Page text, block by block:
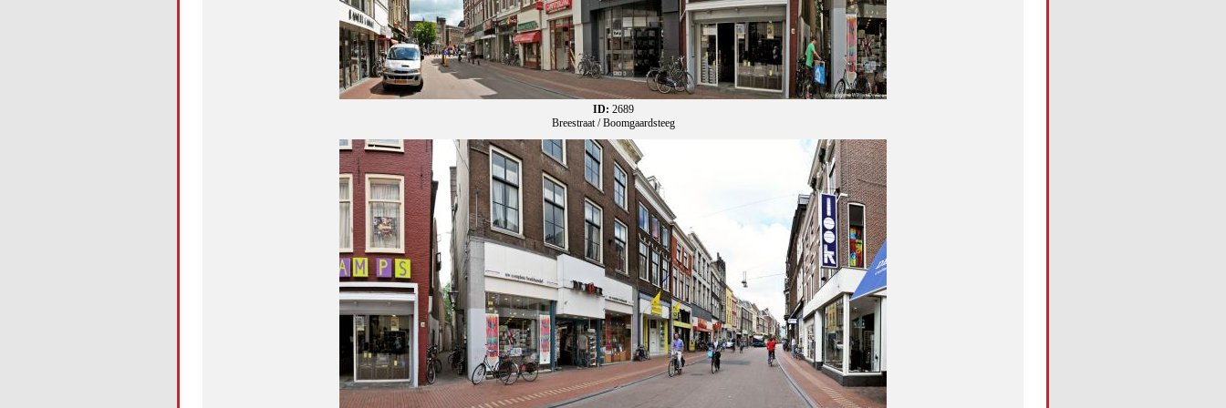
ID: 2689
Breestraat / Boomgaardsteeg